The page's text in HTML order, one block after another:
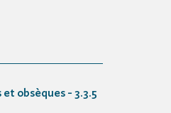
obsèques - 3.3.5